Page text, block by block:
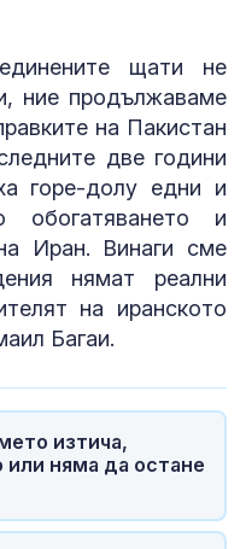
щати не
ние продължаваме
на Пакистан
две години
горе-долу едни и
обогатяването и
Иран. Винаги сме
нямат реални
на иранското
Багаи.
изтича,
няма да остане